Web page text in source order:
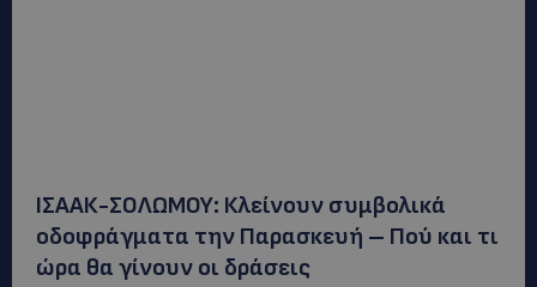
ΙΣΑΑΚ-ΣΟΛΩΜΟΥ: Κλείνουν συμβολικά
οδοφράγματα την Παρασκευή – Πού και τι
ώρα θα γίνουν οι δράσεις